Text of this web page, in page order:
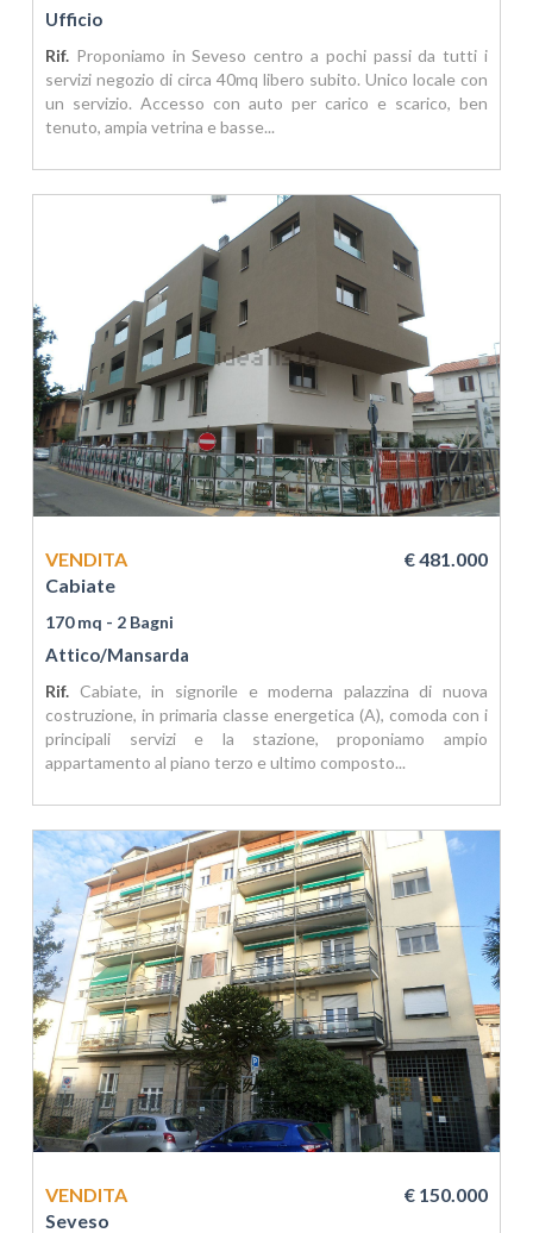
Ufficio
Rif. Proponiamo in Seveso centro a pochi passi da tutti i
servizi negozio di circa 40mq libero subito. Unico locale con
un servizio. Accesso con auto per carico e scarico, ben
tenuto, ampia vetrina e basse...
VENDITA
€ 481.000
Cabiate
170 mq - 2 Bagni
Attico/Mansarda
Rif. Cabiate, in signorile e moderna palazzina di nuova
costruzione, in primaria classe energetica (A), comoda con i
principali servizi e la stazione, proponiamo ampio
appartamento al piano terzo e ultimo composto...
VENDITA
€ 150.000
Seveso